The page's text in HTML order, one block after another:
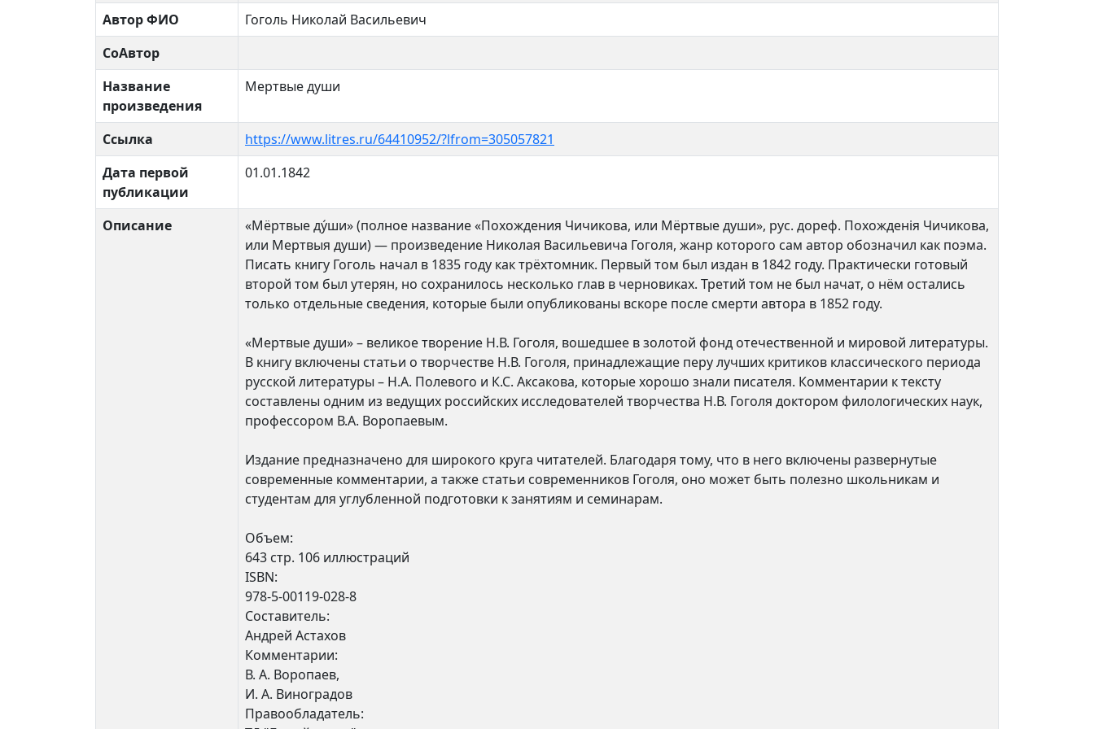
Автор ФИО
Гоголь Николай Васильевич
СоАвтор
Название
произведения
Мертвые души
Ссылка
https://www.litres.ru/64410952/?lfrom=305057821
Дата первой
публикации
01.01.1842
Описание
«Мёртвые ду́ши» (полное название «Похождения Чичикова, или Мёртвые души», рус. дореф. Похожденія Чичикова,
или Мертвыя души) — произведение Николая Васильевича Гоголя, жанр которого сам автор обозначил как поэма.
Писать книгу Гоголь начал в 1835 году как трёхтомник. Первый том был издан в 1842 году. Практически готовый
второй том был утерян, но сохранилось несколько глав в черновиках. Третий том не был начат, о нём остались
только отдельные сведения, которые были опубликованы вскоре после смерти автора в 1852 году.
«Мертвые души» – великое творение Н.В. Гоголя, вошедшее в золотой фонд отечественной и мировой литературы.
В книгу включены статьи о творчестве Н.В. Гоголя, принадлежащие перу лучших критиков классического периода
русской литературы – Н.А. Полевого и К.С. Аксакова, которые хорошо знали писателя. Комментарии к тексту
составлены одним из ведущих российских исследователей творчества Н.В. Гоголя доктором филологических наук,
профессором В.А. Воропаевым.
Издание предназначено для широкого круга читателей. Благодаря тому, что в него включены развернутые
современные комментарии, а также статьи современников Гоголя, оно может быть полезно школьникам и
студентам для углубленной подготовки к занятиям и семинарам.
Объем:
643 стр. 106 иллюстраций
ISBN:
978-5-00119-028-8
Составитель:
Андрей Астахов
Комментарии:
В. А. Воропаев,
И. А. Виноградов
Правообладатель: